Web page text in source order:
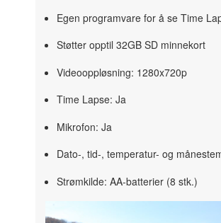
Egen programvare for å se Time
Støtter opptil 32GB SD minnekort
Videooppløsning: 1280x720p
Time Lapse: Ja
Mikrofon: Ja
Dato-, tid-, temperatur- og
Strømkilde: AA-batterier (8 stk.)